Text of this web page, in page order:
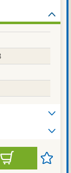
In
den
Artikel